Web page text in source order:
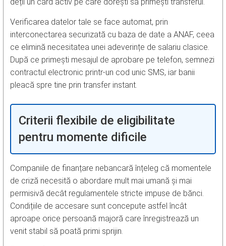
deții un card activ pe care dorești să primești transferul.
Verificarea datelor tale se face automat, prin
interconectarea securizată cu baza de date a ANAF, ceea
ce elimină necesitatea unei adeverințe de salariu clasice.
După ce primești mesajul de aprobare pe telefon, semnezi
contractul electronic printr-un cod unic SMS, iar banii
pleacă spre tine prin transfer instant.
Criterii flexibile de eligibilitate
pentru momente dificile
Companiile de finanțare nebancară înțeleg că momentele
de criză necesită o abordare mult mai umană și mai
permisivă decât regulamentele stricte impuse de bănci.
Condițiile de accesare sunt concepute astfel încât
aproape orice persoană majoră care înregistrează un
venit stabil să poată primi sprijin.